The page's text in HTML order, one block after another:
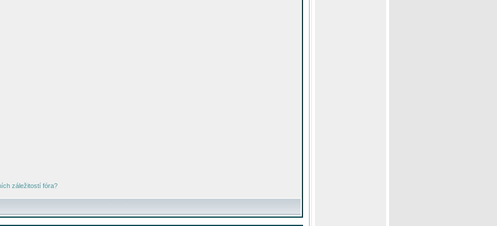
záležitostí fóra?